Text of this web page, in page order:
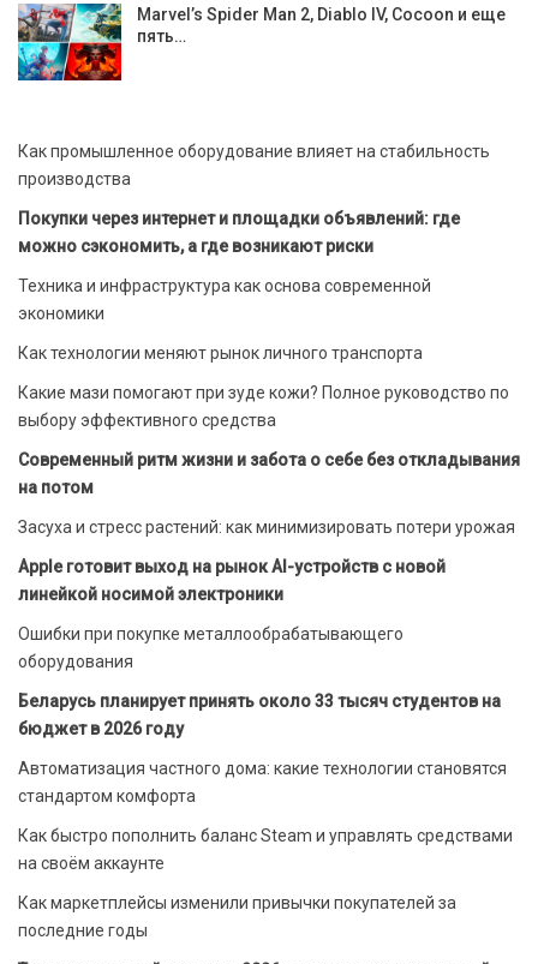
Marvel’s Spider Man 2, Diablo IV, Cocoon и еще
пять…
Как промышленное оборудование влияет на стабильность
производства
Покупки через интернет и площадки объявлений: где
можно сэкономить, а где возникают риски
Техника и инфраструктура как основа современной
экономики
Как технологии меняют рынок личного транспорта
Какие мази помогают при зуде кожи? Полное руководство по
выбору эффективного средства
Современный ритм жизни и забота о себе без откладывания
на потом
Засуха и стресс растений: как минимизировать потери урожая
Apple готовит выход на рынок AI-устройств с новой
линейкой носимой электроники
Ошибки при покупке металлообрабатывающего
оборудования
Беларусь планирует принять около 33 тысяч студентов на
бюджет в 2026 году
Автоматизация частного дома: какие технологии становятся
стандартом комфорта
Как быстро пополнить баланс Steam и управлять средствами
на своём аккаунте
Как маркетплейсы изменили привычки покупателей за
последние годы